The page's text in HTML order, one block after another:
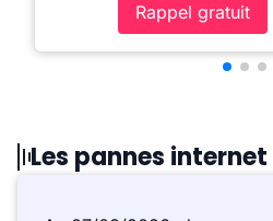
Rappel gratuit
Les pannes